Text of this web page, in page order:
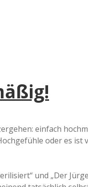
einfach
oder es ist
und „Der